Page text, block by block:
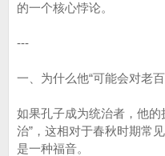
的一个核心悖论。
---
一、为什么他“可能会对老
如果孔子成为统治者，他的
治”，这相对于春秋时期常
是一种福音。